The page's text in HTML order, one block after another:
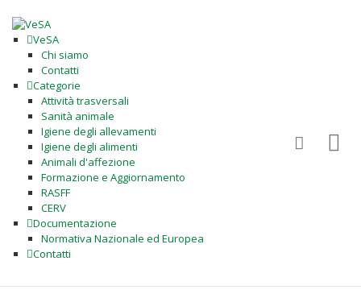
VeSA
Chi siamo
Contatti
Categorie
Attività trasversali
Sanità animale
Igiene degli allevamenti
Igiene degli alimenti
Animali d'affezione
Formazione e Aggiornamento
RASFF
CERV
Documentazione
Normativa Nazionale ed Europea
Contatti